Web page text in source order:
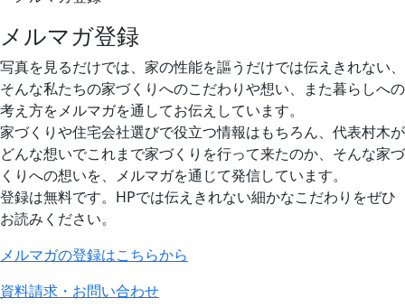
メルマガ登録
写真を見るだけでは、家の性能を謳うだけでは伝えきれない、
そんな私たちの家づくりへのこだわりや想い、また暮らしへの
考え方をメルマガを通してお伝えしています。
家づくりや住宅会社選びで役立つ情報はもちろん、代表村木が
どんな想いでこれまで家づくりを行って来たのか、そんな家づ
くりへの想いを、メルマガを通じて発信しています。
登録は無料です。HPでは伝えきれない細かなこだわりをぜひ
お読みください。
メルマガの登録はこちらから
資料請求・お問い合わせ